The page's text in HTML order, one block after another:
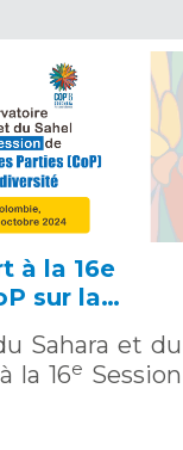
à la 16e
sur la
Sahara et du
la 16e Session